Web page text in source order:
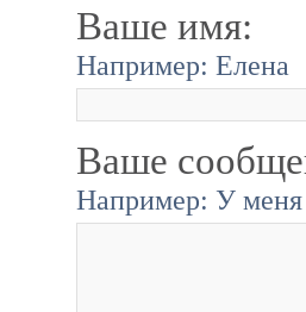
Ваше имя:
Например: Елена
Ваше
Например: У меня